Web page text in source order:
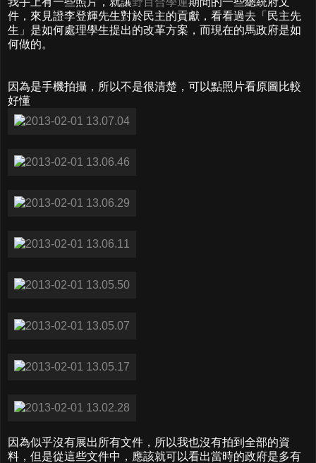
件，來見證李登輝先生對於民主的貢獻，看看過去「民主先
生」是如何處理學生提出的改革方案，而現在的馬政府是如
何做的。
因為是手機拍攝，所以不是很清楚，可以點照片看原圖比較
好懂
因為似乎沒有展出所有文件，所以我也沒有拍到全部的資
料，但是從這些文件中，應該就可以看出當時的政府是多有